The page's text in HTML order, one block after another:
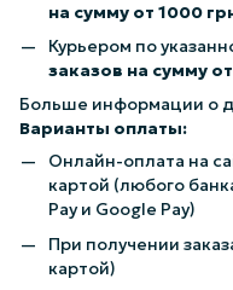
на сумму от 1000
Курьером по
заказов на сумму
Больше информации о
Варианты оплаты:
Онлайн-оплата на
картой (любого
Pay и Google Pay)
При получении
картой)